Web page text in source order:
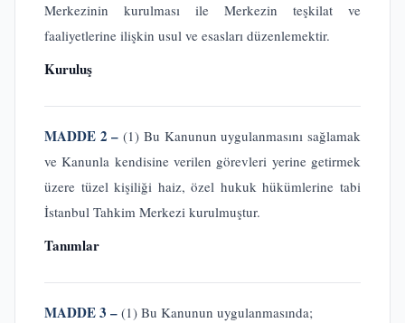
Merkezinin kurulması ile Merkezin teşkilat ve
faaliyetlerine ilişkin usul ve esasları düzenlemektir.
Kuruluş
MADDE 2 – (1) Bu Kanunun uygulanmasını sağlamak
ve Kanunla kendisine verilen görevleri yerine getirmek
üzere tüzel kişiliği haiz, özel hukuk hükümlerine tabi
İstanbul Tahkim Merkezi kurulmuştur.
Tanımlar
MADDE 3 – (1) Bu Kanunun uygulanmasında;